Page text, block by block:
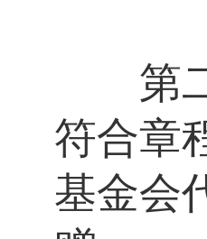
第二
符合章
基金会